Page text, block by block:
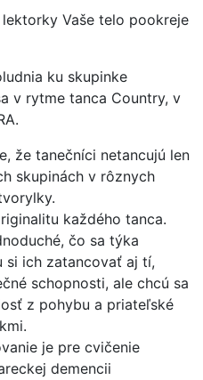
Vaše telo pookreje
ku skupinke
v rytme tanca Country, v
že tanečníci netancujú len
skupinách v rôznych
každého tanca.
čo sa týka
si ich zatancovať aj tí,
schopnosti, ale chcú sa
z pohybu a priateľské
je pre cvičenie
demencii